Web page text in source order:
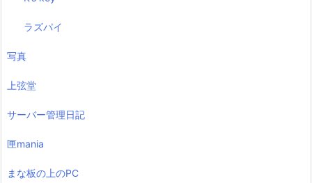
ラズパイ
写真
上弦堂
サーバー管理日記
匣mania
まな板の上のPC